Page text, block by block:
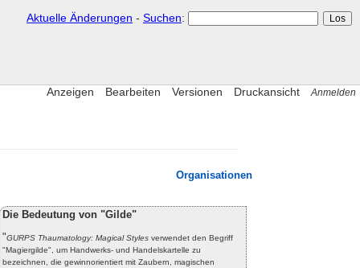
Aktuelle Änderungen - Suchen:
Anzeigen Bearbeiten Versionen Druckansicht Anmelden
Organisationen
Die Bedeutung von "Gilde"
"GURPS Thaumatology: Magical Stylesverwendet den Begriff
"Magiergilde", um Handwerks- und Handelskartelle zu
bezeichnen, die gewinnorientiert mit Zaubern, magischen